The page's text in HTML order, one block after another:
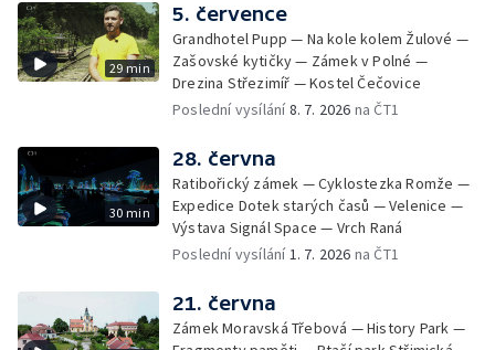
29 min
5. července
Grandhotel Pupp — Na kole kolem Žulové —
Zašovské kytičky — Zámek v Polné —
Drezina Střezimíř — Kostel Čečovice
Poslední vysílání8. 7. 2026 na ČT1
30 min
28. června
Ratibořický zámek — Cyklostezka Romže —
Expedice Dotek starých časů — Velenice —
Výstava Signál Space — Vrch Raná
Poslední vysílání 1. 7. 2026 na ČT1
21. června
Zámek Moravská Třebová — History Park —